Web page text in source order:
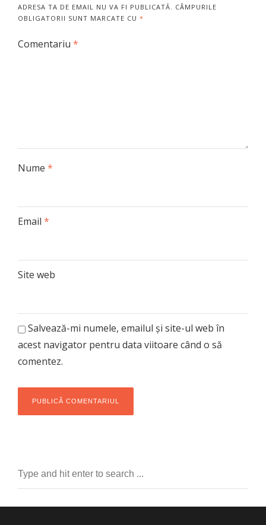
ADRESA TA DE EMAIL NU VA FI PUBLICATĂ. CÂMPURILE
OBLIGATORII SUNT MARCATE CU *
Comentariu *
Nume *
Email *
Site web
Salvează-mi numele, emailul și site-ul web în
acest navigator pentru data viitoare când o să
comentez.